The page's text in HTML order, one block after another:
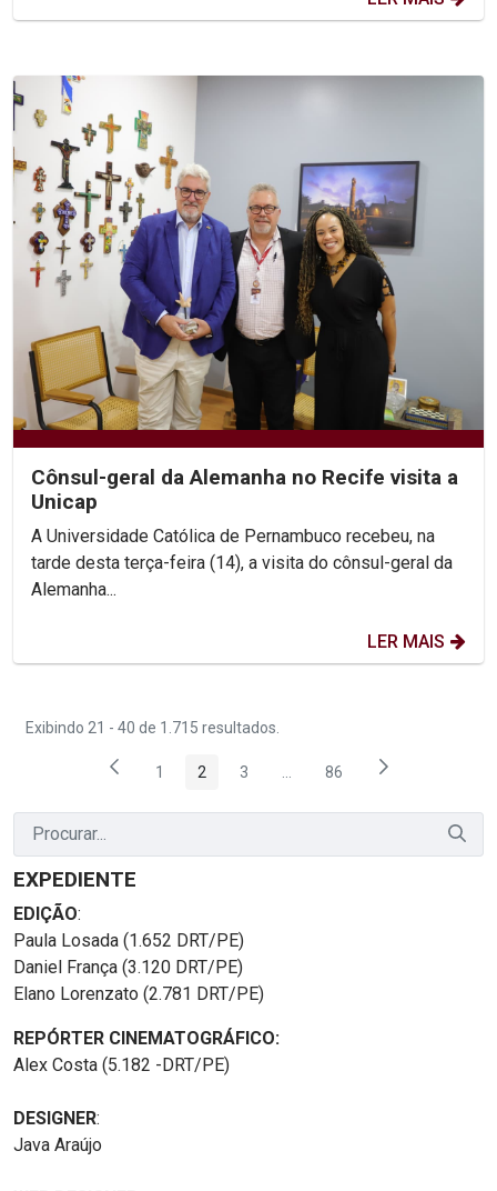
Cônsul-geral da Alemanha no Recife visita a
Unicap
A Universidade Católica de Pernambuco recebeu, na
tarde desta terça-feira (14), a visita do cônsul-geral da
Alemanha...
LER MAIS
Exibindo 21 - 40 de 1.715 resultados.
Página
1 Página
2 Página
3 Páginas intermediárias Usar
Página
86
EXPEDIENTE
EDIÇÃO:
Paula Losada (1.652 DRT/PE)
Daniel França (3.120 DRT/PE)
Elano Lorenzato (2.781 DRT/PE)
REPÓRTER CINEMATOGRÁFICO:
Alex Costa (5.182 -DRT/PE)
DESIGNER:
Java Araújo